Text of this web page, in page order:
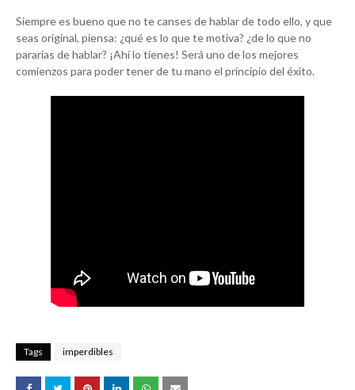
Siempre es bueno que no te canses de hablar de todo ello, y que
seas original, piensa: ¿qué es lo que te motiva? ¿de lo que no
pararías de hablar? ¡Ahí lo tienes! Será uno de los mejores
comienzos para poder tener de tu mano el principio del éxito.
Tags imperdibles